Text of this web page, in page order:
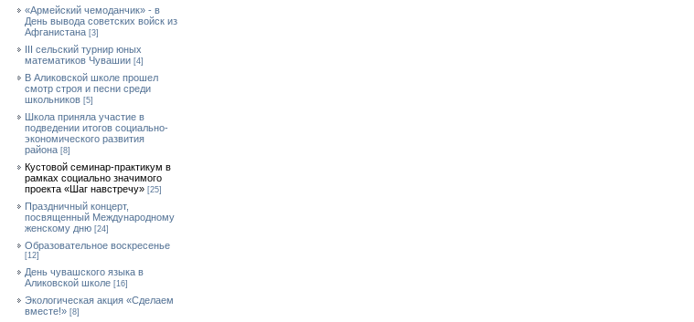
«Армейский чемоданчик» - в
День вывода советских войск из
Афганистана [3]
III сельский турнир юных
математиков Чувашии [4]
В Аликовской школе прошел
смотр строя и песни среди
школьников [5]
Школа приняла участие в
подведении итогов социально-
экономического развития
района [8]
Кустовой семинар-практикум в
рамках социально значимого
проекта «Шаг навстречу» [25]
Праздничный концерт,
посвященный Международному
женскому дню [24]
Образовательное воскресенье
[12]
День чувашского языка в
Аликовской школе [16]
Экологическая акция «Сделаем
вместе!» [8]